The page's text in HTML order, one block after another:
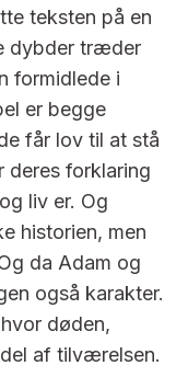
teksten på en
dybder træder
formidlede i
er begge
får lov til at stå
deres forklaring
liv er. Og
historien, men
da Adam og
også karakter.
døden,
af tilværelsen.